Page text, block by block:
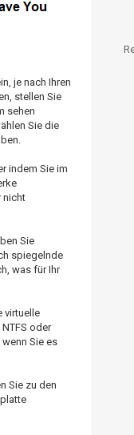
je nach Ihren
stellen Sie
sehen
Sie die
indem Sie im
nicht
Sie
spiegelnde
was für Ihr
virtuelle
oder
Sie es
Sie zu den